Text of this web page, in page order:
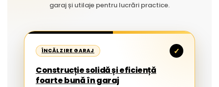
garaj și utilaje pentru lucrări practice.
ÎNCĂLZIRE GARAJ ✓
Construcție solidă și eficiență
foarte bună în garaj